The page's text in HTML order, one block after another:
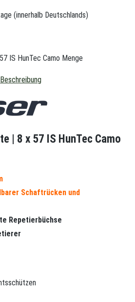
(innerhalb Deutschlands)
IS HunTec Camo Menge
Beschreibung
| 8 x 57 IS HunTec Camo
Schaftrücken und
Repetierbüchse